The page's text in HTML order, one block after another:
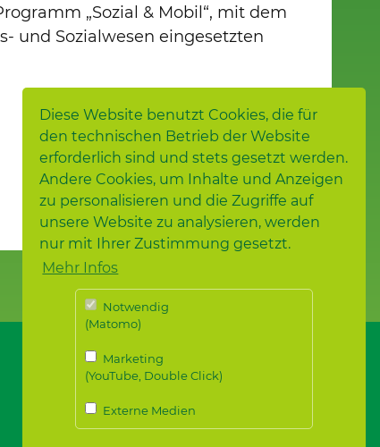
Diese Website benutzt Cookies, die für
den technischen Betrieb der Website
erforderlich sind und stets gesetzt werden.
Andere Cookies, um Inhalte und Anzeigen
zu personalisieren und die Zugriffe auf
unsere Website zu analysieren, werden
nur mit Ihrer Zustimmung gesetzt.
Mehr Infos
Notwendig
(Matomo)
Marketing
(YouTube, Double Click)
Externe Medien
„Sozial & Mobil“, mit dem
und Sozialwesen eingesetzten